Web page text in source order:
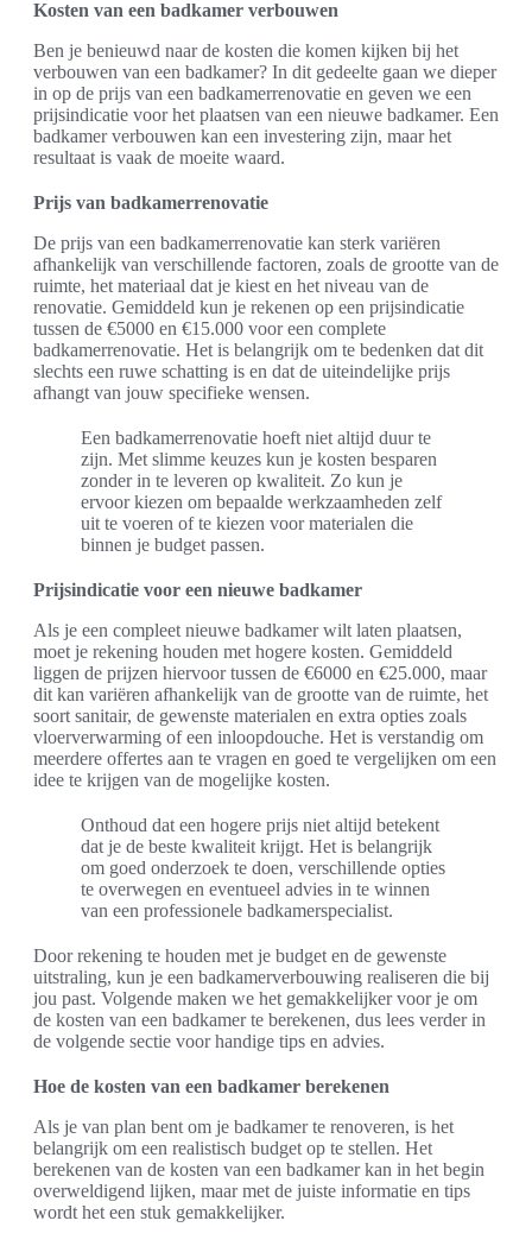
Kosten van een badkamer verbouwen
Ben je benieuwd naar de kosten die komen kijken bij het
verbouwen van een badkamer? In dit gedeelte gaan we dieper
in op de prijs van een badkamerrenovatie en geven we een
prijsindicatie voor het plaatsen van een nieuwe badkamer. Een
badkamer verbouwen kan een investering zijn, maar het
resultaat is vaak de moeite waard.
Prijs van badkamerrenovatie
De prijs van een badkamerrenovatie kan sterk variëren
afhankelijk van verschillende factoren, zoals de grootte van de
ruimte, het materiaal dat je kiest en het niveau van de
renovatie. Gemiddeld kun je rekenen op een prijsindicatie
tussen de €5000 en €15.000 voor een complete
badkamerrenovatie. Het is belangrijk om te bedenken dat dit
slechts een ruwe schatting is en dat de uiteindelijke prijs
afhangt van jouw specifieke wensen.
Een badkamerrenovatie hoeft niet altijd duur te
zijn. Met slimme keuzes kun je kosten besparen
zonder in te leveren op kwaliteit. Zo kun je
ervoor kiezen om bepaalde werkzaamheden zelf
uit te voeren of te kiezen voor materialen die
binnen je budget passen.
Prijsindicatie voor een nieuwe badkamer
Als je een compleet nieuwe badkamer wilt laten plaatsen,
moet je rekening houden met hogere kosten. Gemiddeld
liggen de prijzen hiervoor tussen de €6000 en €25.000, maar
dit kan variëren afhankelijk van de grootte van de ruimte, het
soort sanitair, de gewenste materialen en extra opties zoals
vloerverwarming of een inloopdouche. Het is verstandig om
meerdere offertes aan te vragen en goed te vergelijken om een
idee te krijgen van de mogelijke kosten.
Onthoud dat een hogere prijs niet altijd betekent
dat je de beste kwaliteit krijgt. Het is belangrijk
om goed onderzoek te doen, verschillende opties
te overwegen en eventueel advies in te winnen
van een professionele badkamerspecialist.
Door rekening te houden met je budget en de gewenste
uitstraling, kun je een badkamerverbouwing realiseren die bij
jou past. Volgende maken we het gemakkelijker voor je om
de kosten van een badkamer te berekenen, dus lees verder in
de volgende sectie voor handige tips en advies.
Hoe de kosten van een badkamer berekenen
Als je van plan bent om je badkamer te renoveren, is het
belangrijk om een realistisch budget op te stellen. Het
berekenen van de kosten van een badkamer kan in het begin
overweldigend lijken, maar met de juiste informatie en tips
wordt het een stuk gemakkelijker.